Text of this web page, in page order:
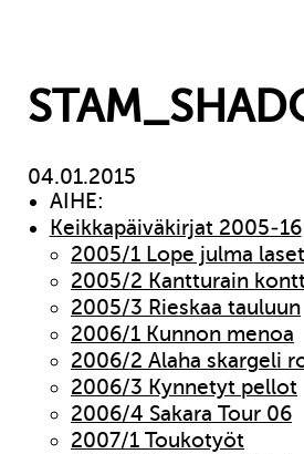
04.01.2015
AIHE:
Keikkapäiväkirjat 2005-16
2005/1 Lope julma
2005/2 Kantturain
2005/3 Rieskaa tauluun
2006/1 Kunnon menoa
2006/2 Alaha skargeli
2006/3 Kynnetyt pellot
2006/4 Sakara Tour 06
2007/1 Toukotyöt